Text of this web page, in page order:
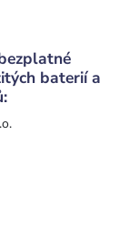
baterií a